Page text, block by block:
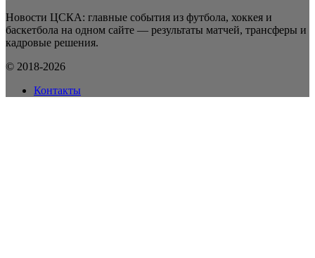
Новости ЦСКА: главные события из футбола, хоккея и
баскетбола на одном сайте — результаты матчей, трансферы и
кадровые решения.
© 2018-2026
Контакты